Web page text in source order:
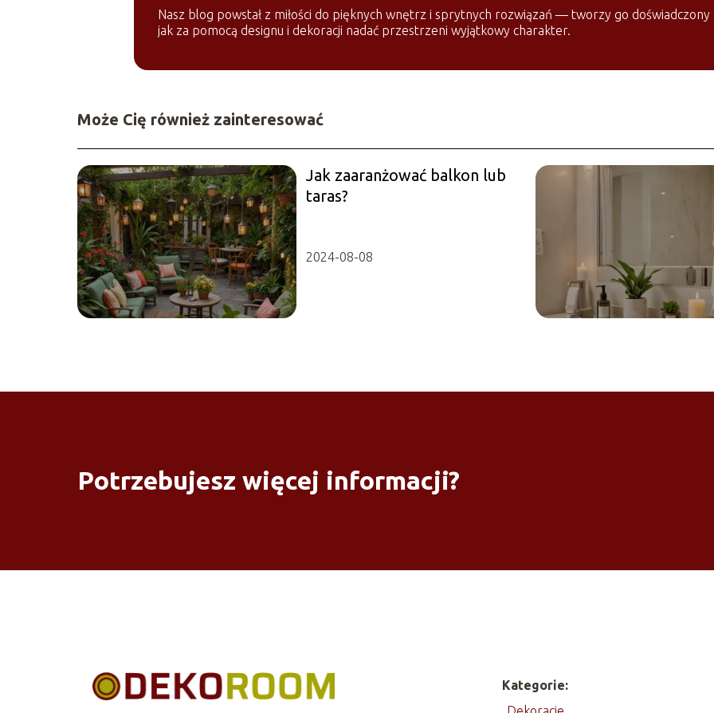
Nasz blog powstał z miłości do pięknych wnętrz i sprytnych rozwiązań — tworzy go
jak za pomocą designu i dekoracji nadać przestrzeni wyjątkowy charakter.
Może Cię również zainteresować
Jak zaaranżować balkon lub
taras?
2024-08-08
Potrzebujesz więcej informacji?
Kategorie: